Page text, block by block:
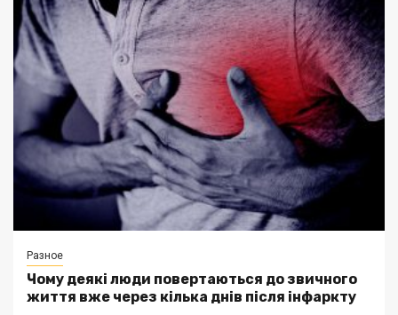
Разное
Чому деякі люди повертаються до звичного
життя вже через кілька днів після інфаркту